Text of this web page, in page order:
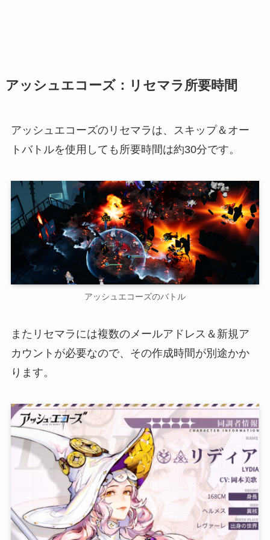
アッシュエコーズ：リセマラ所要時間
アッシュエコーズのリセマラは、スキップ＆オー
トバトルを使用しても所要時間は約30分です。
アッシュエコーズのバトル
またリセマラには複数のメールアドレス＆新規ア
カウントが必要なので、その作成時間が別途かか
ります。